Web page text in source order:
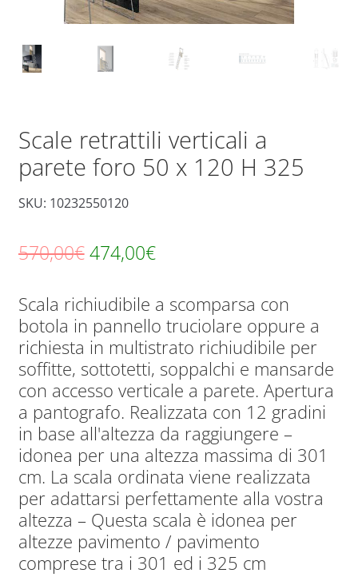
Scale retrattili verticali a
parete foro 50 x 120 H 325
SKU: 10232550120
570,00€ Il
originale
era:
570,00€.
474,00€Il
attuale
è:
474,00€.
Scala richiudibile a scomparsa con
botola in pannello truciolare oppure a
richiesta in multistrato richiudibile per
soffitte, sottotetti, soppalchi e mansarde
con accesso verticale a parete. Apertura
a pantografo. Realizzata con 12 gradini
in base all'altezza da raggiungere –
idonea per una altezza massima di 301
cm. La scala ordinata viene realizzata
per adattarsi perfettamente alla vostra
altezza – Questa scala è idonea per
altezze pavimento / pavimento
comprese tra i 301 ed i 325 cm